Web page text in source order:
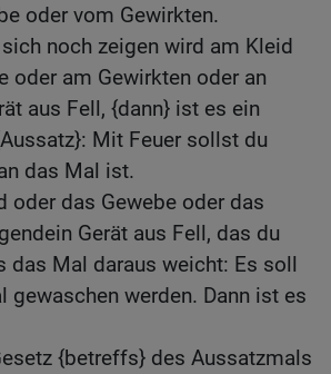
oder vom Gewirkten.
noch zeigen wird am Kleid
oder am Gewirkten oder an
aus Fell, {dann} ist es ein
Mit Feuer sollst du
das Mal ist.
oder das Gewebe oder das
Gerät aus Fell, das du
das Mal daraus weicht: Es soll
gewaschen werden. Dann ist es
{betreffs} des Aussatzmals